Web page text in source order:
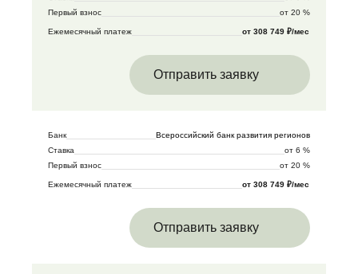
Первый взнос
от 20 %
Ежемесячный платеж от 308 749 ₽/мес
Отправить заявку
Банк
Всероссийский банк развития регионов
Ставка
от 6 %
Первый взнос
от 20 %
Ежемесячный платеж от 308 749 ₽/мес
Отправить заявку